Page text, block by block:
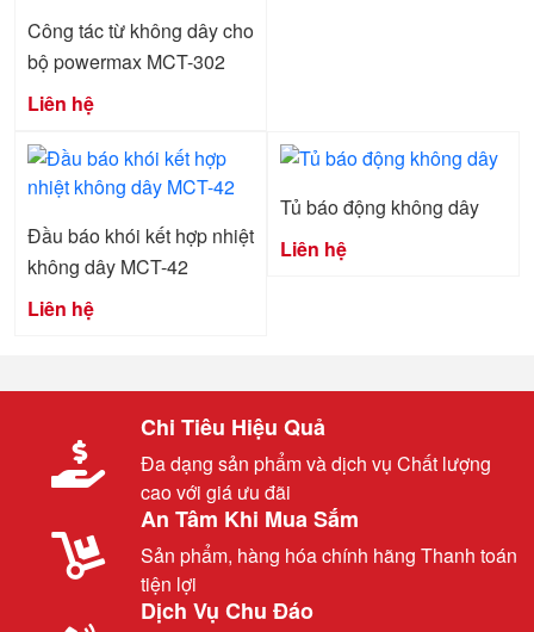
Công tác từ không dây cho
bộ powermax MCT-302
Liên hệ
Đầu báo khói kết hợp nhiệt
không dây MCT-42
Liên hệ
Tủ báo động không dây
Liên hệ
Chi Tiêu Hiệu Quả
Đa dạng sản phẩm và dịch vụ Chất lượng
cao với giá ưu đãi
An Tâm Khi Mua Sắm
Sản phẩm, hàng hóa chính hãng Thanh toán
tiện lợi
Dịch Vụ Chu Đáo